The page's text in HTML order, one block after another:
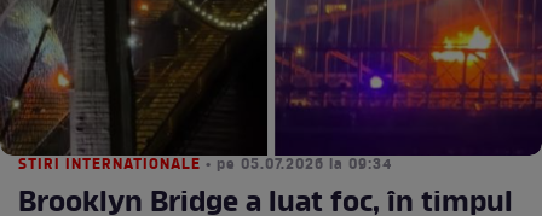
STIRI INTERNATIONALE • pe 05.07.2026 la 09:34
Brooklyn Bridge a luat foc, în timpul